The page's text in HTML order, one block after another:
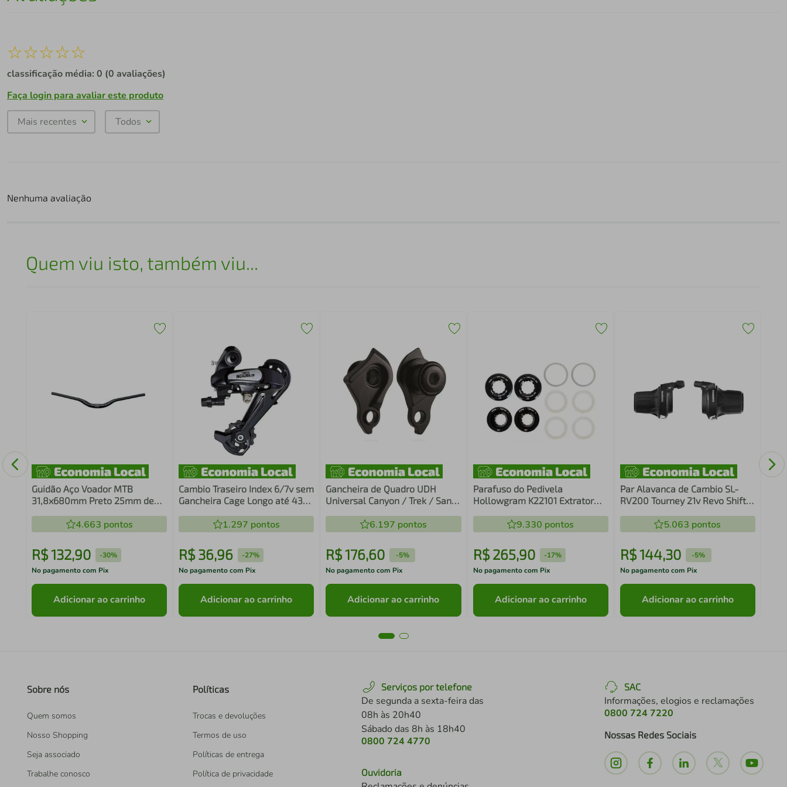
☆☆☆☆☆
classificação média: 0 (0 avaliações)
Faça login para avaliar este produto
Mais recentes Todos
Nenhuma avaliação
Quem viu isto, também viu...
Guidão Aço Voador MTB
31,8x680mm Preto 25mm de
4.663 pontos
R$132,90 -30%
No pagamento com Pix
Adicionar ao carrinho
Cambio Traseiro Index 6/7v sem
Gancheira Cage Longo até 43
1.297 pontos
R$ 36,96 -27%
No pagamento com Pix
Adicionar ao carrinho
Gancheira de Quadro UDH
Universal Canyon / Trek / Santa
Preto Thru-Axle 1,0mm
6.197 pontos
R$176,60 -5%
No pagamento com Pix
Adicionar ao carrinho
Parafuso do Pedivela
Hollowgram K22101 Extrator
9.330 pontos
R$ 265,90 -17%
No pagamento com Pix
Adicionar ao carrinho
Par Alavanca de Cambio SL-
RV200 Tourney 21v Revo Shift
5.063 pontos
R$144,30 -5%
No pagamento com Pix
Adicionar ao carrinho
Sobre nós
Quem somos
Nosso Shopping
Seja associado
Trabalhe conosco
Políticas
Trocas e devoluções
Termos de uso
Políticas de entrega
Política de privacidade
Serviços por telefone
De segunda a sexta-feira das
08h às 20h40
Sábado das 8h às 18h40
0800 724 4770
Ouvidoria
SAC
Informações, elogios e reclamações
0800 724 7220
Nossas Redes Sociais